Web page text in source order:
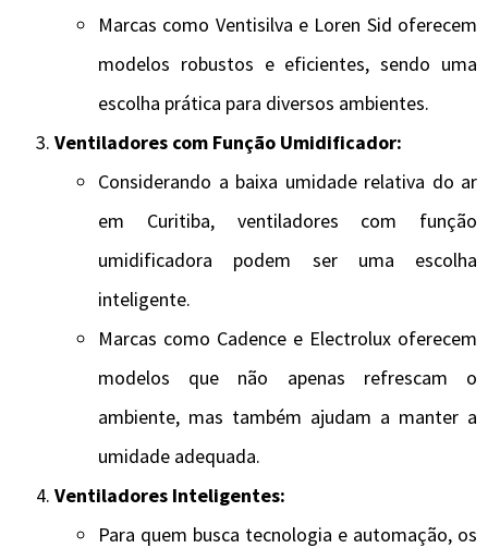
Marcas como Ventisilva e Loren Sid oferecem
modelos robustos e eficientes, sendo uma
escolha prática para diversos ambientes.
Ventiladores com Função Umidificador:
Considerando a baixa umidade relativa do ar
em Curitiba, ventiladores com função
umidificadora podem ser uma escolha
inteligente.
Marcas como Cadence e Electrolux oferecem
modelos que não apenas refrescam o
ambiente, mas também ajudam a manter a
umidade adequada.
Ventiladores Inteligentes:
Para quem busca tecnologia e automação, os